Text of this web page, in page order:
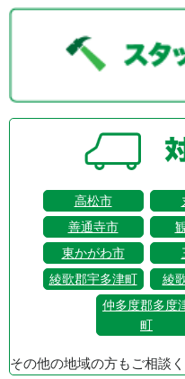
高松市
善通寺市
東かがわ市
綾歌郡宇多津町
綾
仲多度郡多度
町
その他の地域の方もご相談く